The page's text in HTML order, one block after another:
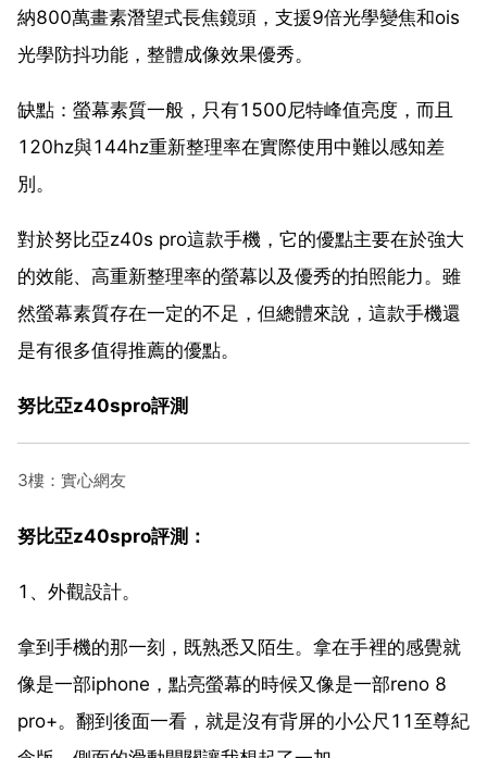
納800萬畫素潛望式長焦鏡頭，支援9倍光學變焦和ois
光學防抖功能，整體成像效果優秀。
缺點：螢幕素質一般，只有1500尼特峰值亮度，而且
120hz與144hz重新整理率在實際使用中難以感知差
別。
對於努比亞z40s pro這款手機，它的優點主要在於強大
的效能、高重新整理率的螢幕以及優秀的拍照能力。雖
然螢幕素質存在一定的不足，但總體來說，這款手機還
是有很多值得推薦的優點。
努比亞z40spro評測
3樓：實心網友
努比亞z40spro評測：
1、外觀設計。
拿到手機的那一刻，既熟悉又陌生。拿在手裡的感覺就
像是一部iphone，點亮螢幕的時候又像是一部reno 8
pro+。翻到後面一看，就是沒有背屏的小公尺11至尊紀